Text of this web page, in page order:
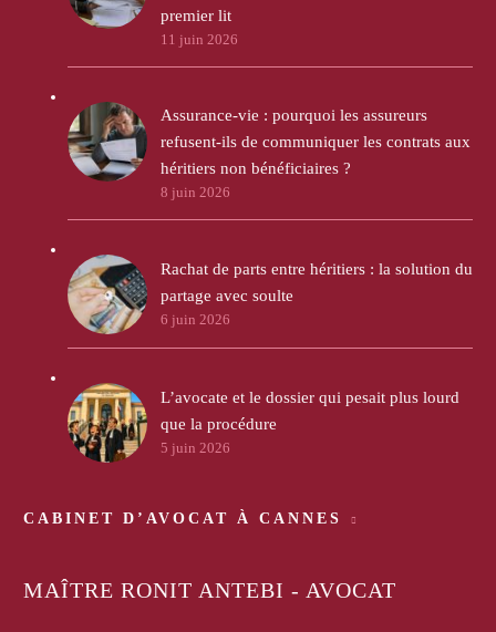
premier lit
11 juin 2026
Assurance-vie : pourquoi les assureurs
refusent-ils de communiquer les contrats aux
héritiers non bénéficiaires ?
8 juin 2026
Rachat de parts entre héritiers : la solution du
partage avec soulte
6 juin 2026
L’avocate et le dossier qui pesait plus lourd
que la procédure
5 juin 2026
CABINET D’AVOCAT À CANNES
MAÎTRE RONIT ANTEBI - AVOCAT